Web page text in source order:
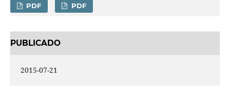
PDF PDF
PUBLICADO
2015-07-21